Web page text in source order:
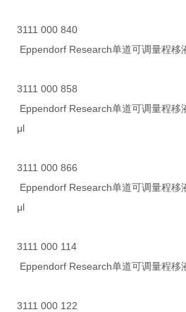
3111 000 840
Eppendorf Research单道可调量程移
3111 000 858
Eppendorf Research单道可调量程移
μl
3111 000 866
Eppendorf Research单道可调量程移
μl
3111 000 114
Eppendorf Research单道可调量程移
3111 000 122